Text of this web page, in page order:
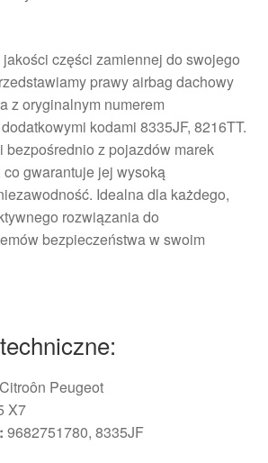
części zamiennej do swojego
prawy airbag dachowy
z oryginalnym numerem
kodami 8335JF, 8216TT.
bezpośrednio z pojazdów marek
gwarantuje jej wysoką
Idealna dla każdego,
rozwiązania do
bezpieczeństwa w swoim
Peugeot
X7
9682751780, 8335JF